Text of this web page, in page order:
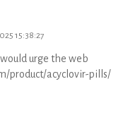
15:38:27
urge the web
product/acyclovir-pills/